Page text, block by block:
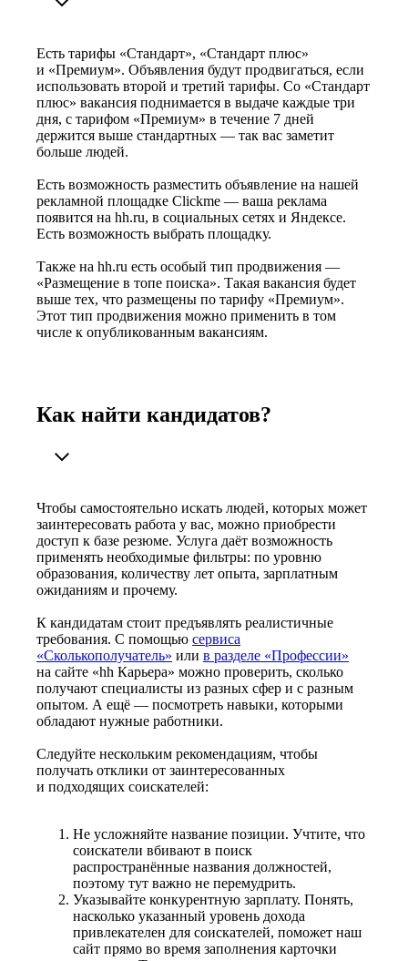
Есть тарифы «Стандарт», «Стандарт плюс»
и «Премиум». Объявления будут продвигаться, если
использовать второй и третий тарифы. Со «Стандарт
плюс» вакансия поднимается в выдаче каждые три
дня, с тарифом «Премиум» в течение 7 дней
держится выше стандартных — так вас заметит
больше людей.
Есть возможность разместить объявление на нашей
рекламной площадке Clickme — ваша реклама
появится на hh.ru, в социальных сетях и Яндексе.
Есть возможность выбрать площадку.
Также на hh.ru есть особый тип продвижения —
«Размещение в топе поиска». Такая вакансия будет
выше тех, что размещены по тарифу «Премиум».
Этот тип продвижения можно применить в том
числе к опубликованным вакансиям.
Как найти кандидатов?
Чтобы самостоятельно искать людей, которых может
заинтересовать работа у вас, можно приобрести
доступ к базе резюме. Услуга даёт возможность
применять необходимые фильтры: по уровню
образования, количеству лет опыта, зарплатным
ожиданиям и прочему.
К кандидатам стоит предъявлять реалистичные
требования. С помощью сервиса
«Сколькополучатель» или в разделе «Профессии»
на сайте «hh Карьера» можно проверить, сколько
получают специалисты из разных сфер и с разным
опытом. А ещё — посмотреть навыки, которыми
обладают нужные работники.
Следуйте нескольким рекомендациям, чтобы
получать отклики от заинтересованных
и подходящих соискателей:
Не усложняйте название позиции. Учтите, что
соискатели вбивают в поиск
распространённые названия должностей,
поэтому тут важно не перемудрить.
Указывайте конкурентную зарплату. Понять,
насколько указанный уровень дохода
привлекателен для соискателей, поможет наш
сайт прямо во время заполнения карточки